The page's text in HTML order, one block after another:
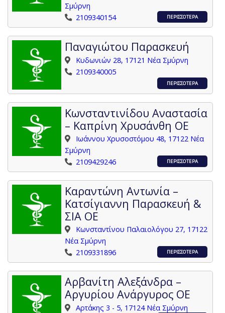
Σμύρνη
2109340154
ΠΕΡΙΣΣΟΤΕΡΑ
Παναγιώτου Παρασκευή
Κυδωνιών 28, 17121 Νέα Σμύρνη
2109340005
ΠΕΡΙΣΣΟΤΕΡΑ
Κωνσταντινίδου Αναστασία
– Καπρίνη Χρυσάνθη ΟΕ
Ιωάννου Χρυσοστόμου 48, 17122 Νέα
Σμύρνη
2109429246
ΠΕΡΙΣΣΟΤΕΡΑ
Καραντώνη Αντωνία –
Κατσίγιαννη Παρασκευή &
ΣΙΑ ΟΕ
Κωνσταντίνου Παλαιολόγου 27, 17122
Νέα Σμύρνη
2109331896
ΠΕΡΙΣΣΟΤΕΡΑ
Αρβανίτη Αλεξάνδρα –
Αργυρίου Ανάργυρος ΟΕ
Αρτάκης 3 - 5, 17124 Νέα Σμύρνη